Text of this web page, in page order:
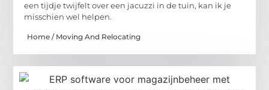
een tijdje twijfelt over een jacuzzi in de tuin, kan ik je
misschien wel helpen.
Home / Moving And Relocating